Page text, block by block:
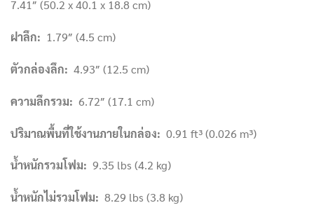
7.41″ (50.2 x 40.1 x 18.8 cm)
ฝาลึก: 1.79″ (4.5 cm)
ตัวกล่องลึก: 4.93″ (12.5 cm)
ความลึกรวม: 6.72″ (17.1 cm)
ปริมาณพื้นที่ใช้งานภายในกล่อง: 0.91 ft³ (0.026 m³)
น้ำหนักรวมโฟม: 9.35 lbs (4.2 kg)
น้ำหนักไม่รวมโฟม: 8.29 lbs (3.8 kg)